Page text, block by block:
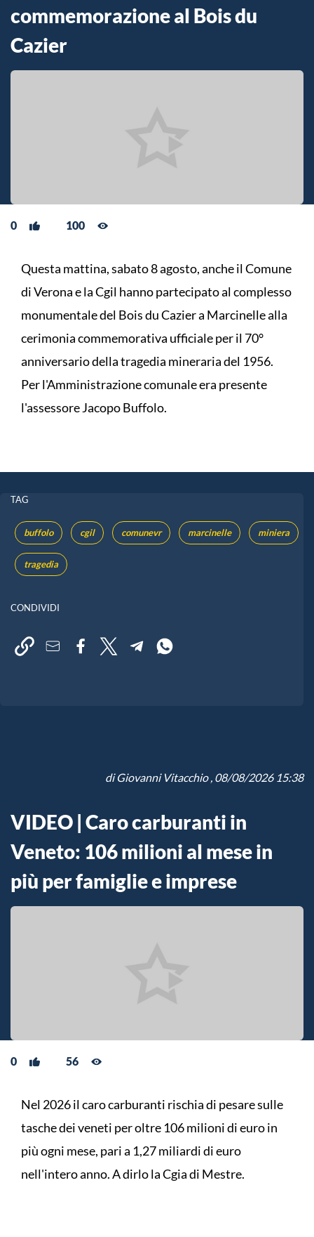
commemorazione al Bois du
Cazier
0 100
Questa mattina, sabato 8 agosto, anche il Comune
di Verona e la Cgil hanno partecipato al complesso
monumentale del Bois du Cazier a Marcinelle alla
cerimonia commemorativa ufficiale per il 70°
anniversario della tragedia mineraria del 1956.
Per l'Amministrazione comunale era presente
l'assessore Jacopo Buffolo.
TAG
buffolo cgil comunevr marcinelle miniera
tragedia
CONDIVIDI
diGiovanni Vitacchio, 08/08/2026 15:38
VIDEO | Caro carburanti in
Veneto: 106 milioni al mese in
più per famiglie e imprese
0 56
Nel 2026 il caro carburanti rischia di pesare sulle
tasche dei veneti per oltre 106 milioni di euro in
più ogni mese, pari a 1,27 miliardi di euro
nell'intero anno. A dirlo la Cgia di Mestre.